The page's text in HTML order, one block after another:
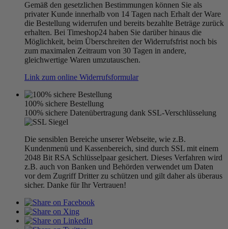
Gemäß den gesetzlichen Bestimmungen können Sie als
privater Kunde innerhalb von 14 Tagen nach Erhalt der Ware
die Bestellung widerrufen und bereits bezahlte Beträge zurück
erhalten. Bei Timeshop24 haben Sie darüber hinaus die
Möglichkeit, beim Überschreiten der Widerrufsfrist noch bis
zum maximalen Zeitraum von 30 Tagen in andere,
gleichwertige Waren umzutauschen.
Link zum online Widerrufsformular
100% sichere Bestellung
100% sichere Datenübertragung dank SSL-Verschlüsselung
Die sensiblen Bereiche unserer Webseite, wie z.B.
Kundenmenü und Kassenbereich, sind durch SSL mit einem
2048 Bit RSA Schlüsselpaar gesichert. Dieses Verfahren wird
z.B. auch von Banken und Behörden verwendet um Daten
vor dem Zugriff Dritter zu schützen und gilt daher als überaus
sicher. Danke für Ihr Vertrauen!